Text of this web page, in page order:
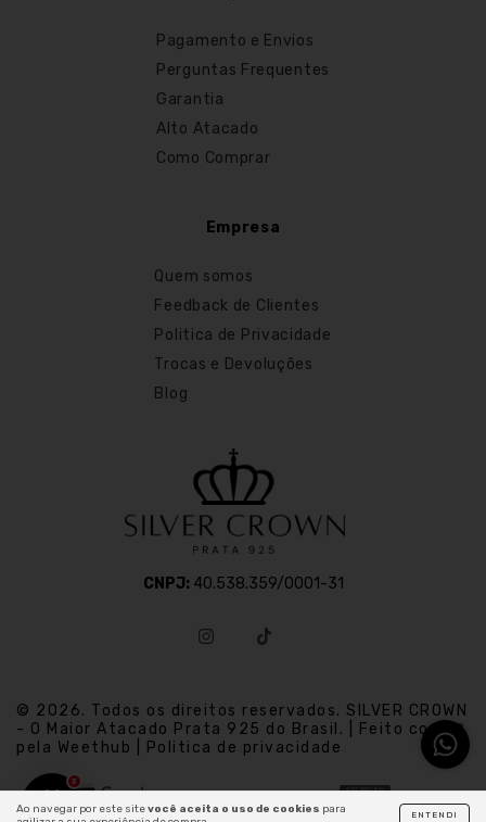
Ao navegar por este sitevocê aceita o uso de cookies para
ENTENDI
Pagamento e Envios
Perguntas Frequentes
Garantia
Alto Atacado
Como Comprar
Empresa
Quem somos
Feedback de Clientes
Politica de Privacidade
Trocas e Devoluções
Blog
CNPJ: 40.538.359/0001-31
© 2026. Todos os direitos reservados. SILVER CROWN
- O Maior Atacado Prata 925 do Brasil. | Feito com
pela Weethub | Politica de privacidade
3